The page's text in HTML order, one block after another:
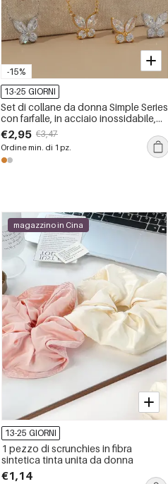
-15%
13-25 GIORNI
Set di collane da donna Simple Series
con farfalle, in acciaio inossidabile,
colore oro, impermeabili e con
zirconi.
€2,95 €3,47
Ordine min. di 1 pz.
magazzino in Cina
13-25 GIORNI
1 pezzo di scrunchies in fibra
sintetica tinta unita da donna
€1,14